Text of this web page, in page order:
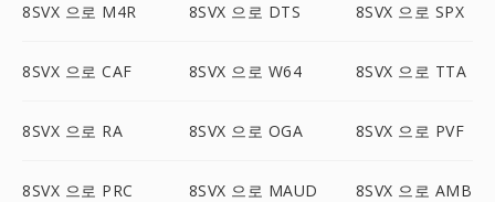
8SVX 으로 M4R 8SVX 으로 DTS 8SVX 으로 SPX
8SVX 으로 CAF 8SVX 으로 W64 8SVX 으로 TTA
8SVX 으로 RA 8SVX 으로 OGA 8SVX 으로 PVF
8SVX 으로 PRC 8SVX 으로 MAUD 8SVX 으로 AMB